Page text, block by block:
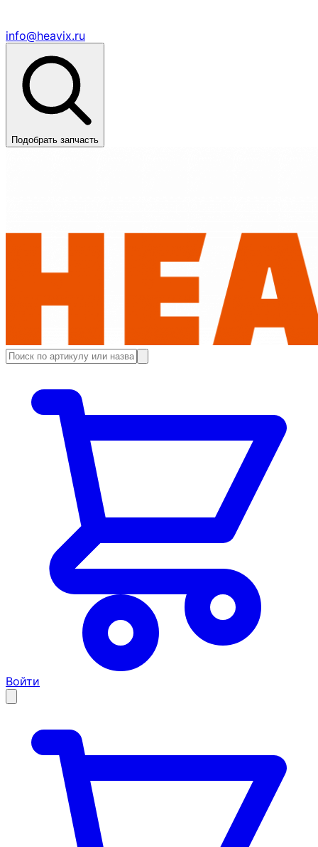
info@heavix.ru
Подобрать запчасть
Войти